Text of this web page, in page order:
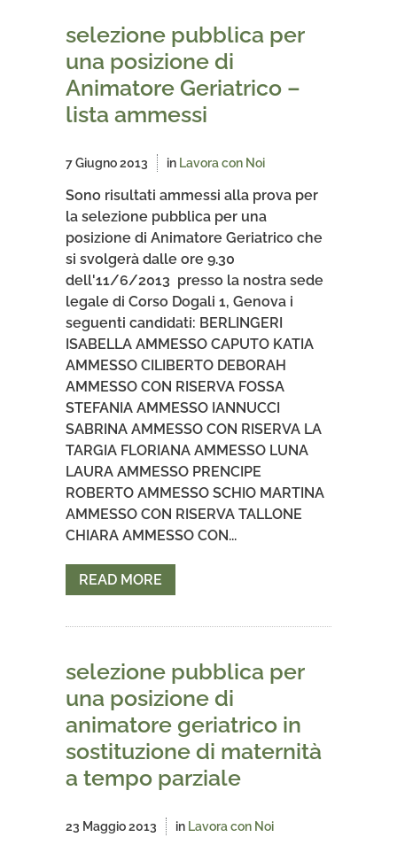
selezione pubblica per
una posizione di
Animatore Geriatrico –
lista ammessi
7 Giugno 2013 in Lavora con Noi
Sono risultati ammessi alla prova per
la selezione pubblica per una
posizione di Animatore Geriatrico che
si svolgerà dalle ore 9.30
dell'11/6/2013 presso la nostra sede
legale di Corso Dogali 1, Genova i
seguenti candidati: BERLINGERI
ISABELLA AMMESSO CAPUTO KATIA
AMMESSO CILIBERTO DEBORAH
AMMESSO CON RISERVA FOSSA
STEFANIA AMMESSO IANNUCCI
SABRINA AMMESSO CON RISERVA LA
TARGIA FLORIANA AMMESSO LUNA
LAURA AMMESSO PRENCIPE
ROBERTO AMMESSO SCHIO MARTINA
AMMESSO CON RISERVA TALLONE
CHIARA AMMESSO CON...
READ MORE
selezione pubblica per
una posizione di
animatore geriatrico in
sostituzione di maternità
a tempo parziale
23 Maggio 2013 in Lavora con Noi